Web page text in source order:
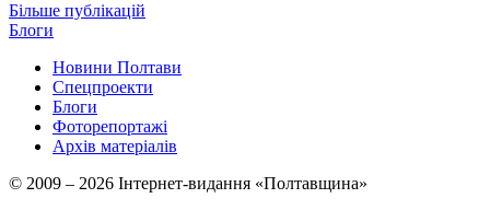
Більше публікацій
Блоги
Новини Полтави
Спецпроекти
Блоги
Фоторепортажі
Архів матеріалів
© 2009 – 2026 Інтернет-видання «Полтавщина»